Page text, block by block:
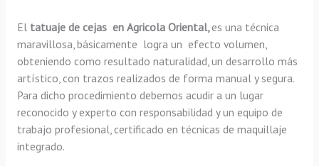
El tatuaje de cejas en Agricola Oriental, es una técnica
maravillosa, básicamente logra un efecto volumen,
obteniendo como resultado naturalidad, un desarrollo más
artístico, con trazos realizados de forma manual y segura.
Para dicho procedimiento debemos acudir a un lugar
reconocido y experto con responsabilidad y un equipo de
trabajo profesional, certificado en técnicas de maquillaje
integrado.